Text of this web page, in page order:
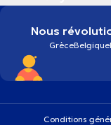
Nous
GrèceBelgique
Conditions